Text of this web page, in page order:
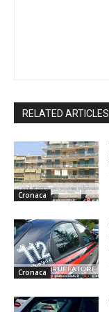
RELATED ARTICLES
Cronaca
Cronaca